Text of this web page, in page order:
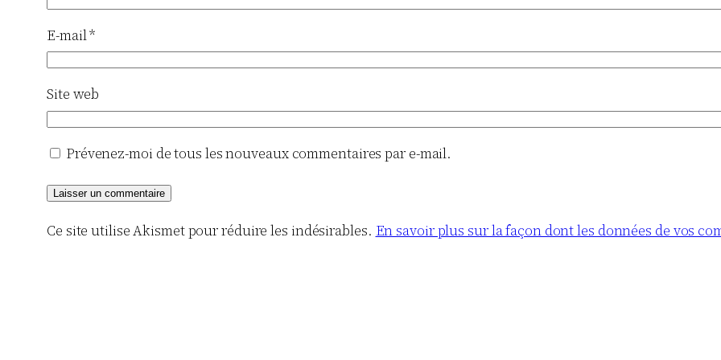
E-mail*
Site web
Prévenez-moi de tous les nouveaux commentaires par e-mail.
Ce site utilise Akismet pour réduire les indésirables. En savoir plus sur la façon dont les données de vos